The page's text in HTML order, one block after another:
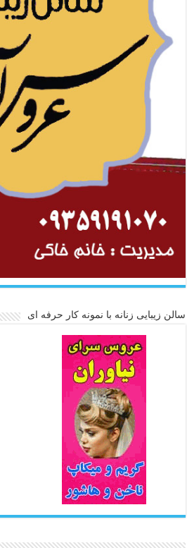
سالن زیبایی زنانه با نمونه کار حرفه ای